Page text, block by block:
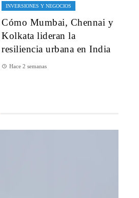
INVERSIONES Y NEGOCIOS
Cómo Mumbai, Chennai y
Kolkata lideran la
resiliencia urbana en India
Hace 2 semanas